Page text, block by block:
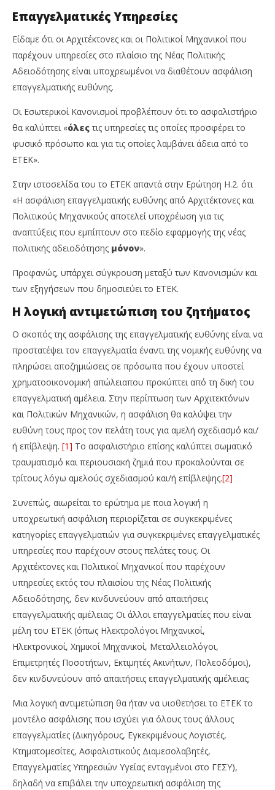
Επαγγελματικές Υπηρεσίες
Είδαμε ότι οι Αρχιτέκτονες και οι Πολιτικοί Μηχανικοί που
παρέχουν υπηρεσίες στο πλαίσιο της Νέας Πολιτικής
Αδειοδότησης είναι υποχρεωμένοι να διαθέτουν ασφάλιση
επαγγελματικής ευθύνης.
Οι Εσωτερικοί Κανονισμοί προβλέπουν ότι το ασφαλιστήριο
θα καλύπτει «όλες τις υπηρεσίες τις οποίες προσφέρει το
φυσικό πρόσωπο και για τις οποίες λαμβάνει άδεια από το
ΕΤΕΚ».
Στην ιστοσελίδα του το ΕΤΕΚ απαντά στην Ερώτηση Η.2. ότι
«H ασφάλιση επαγγελματικής ευθύνης από Αρχιτέκτονες και
Πολιτικούς Μηχανικούς αποτελεί υποχρέωση για τις
αναπτύξεις που εμπίπτουν στο πεδίο εφαρμογής της νέας
πολιτικής αδειοδότησης μόνον».
Προφανώς, υπάρχει σύγκρουση μεταξύ των Κανονισμών και
των εξηγήσεων που δημοσιεύει το ΕΤΕΚ.
Η λογική αντιμετώπιση του ζητήματος
Ο σκοπός της ασφάλισης της επαγγελματικής ευθύνης είναι να
προστατέψει τον επαγγελματία έναντι της νομικής ευθύνης να
πληρώσει αποζημιώσεις σε πρόσωπα που έχουν υποστεί
χρηματοοικονομική απώλειαπου προκύπτει από τη δική του
επαγγελματική αμέλεια. Στην περίπτωση των Αρχιτεκτόνων
και Πολιτικών Μηχανικών, η ασφάλιση θα καλύψει την
ευθύνη τους προς τον πελάτη τους για αμελή σχεδιασμό και/
ή επίβλεψη. [1] Το ασφαλιστήριο επίσης καλύπτει σωματικό
τραυματισμό και περιουσιακή ζημιά που προκαλούνται σε
τρίτους λόγω αμελούς σχεδιασμού και/ή επίβλεψης.[2]
Συνεπώς, αιωρείται το ερώτημα με ποια λογική η
υποχρεωτική ασφάλιση περιορίζεται σε συγκεκριμένες
κατηγορίες επαγγελματιών για συγκεκριμένες επαγγελματικές
υπηρεσίες που παρέχουν στους πελάτες τους. Οι
Αρχιτέκτονες και Πολιτικοί Μηχανικοί που παρέχουν
υπηρεσίες εκτός του πλαισίου της Νέας Πολιτικής
Αδειοδότησης, δεν κινδυνεύουν από απαιτήσεις
επαγγελματικής αμέλειας; Οι άλλοι επαγγελματίες που είναι
μέλη του ΕΤΕΚ (όπως Ηλεκτρολόγοι Μηχανικοί,
Ηλεκτρονικοί, Χημικοί Μηχανικοί, Μεταλλειολόγοι,
Επιμετρητές Ποσοτήτων, Εκτιμητές Ακινήτων, Πολεοδόμοι),
δεν κινδυνεύουν από απαιτήσεις επαγγελματικής αμέλειας;
Μια λογική αντιμετώπιση θα ήταν να υιοθετήσει το ΕΤΕΚ το
μοντέλο ασφάλισης που ισχύει για όλους τους άλλους
επαγγελματίες (Δικηγόρους, Εγκεκριμένους Λογιστές,
Κτηματομεσίτες, Ασφαλιστικούς Διαμεσολαβητές,
Επαγγελματίες Υπηρεσιών Υγείας ενταγμένοι στο ΓΕΣΥ),
δηλαδή να επιβάλει την υποχρεωτική ασφάλιση της